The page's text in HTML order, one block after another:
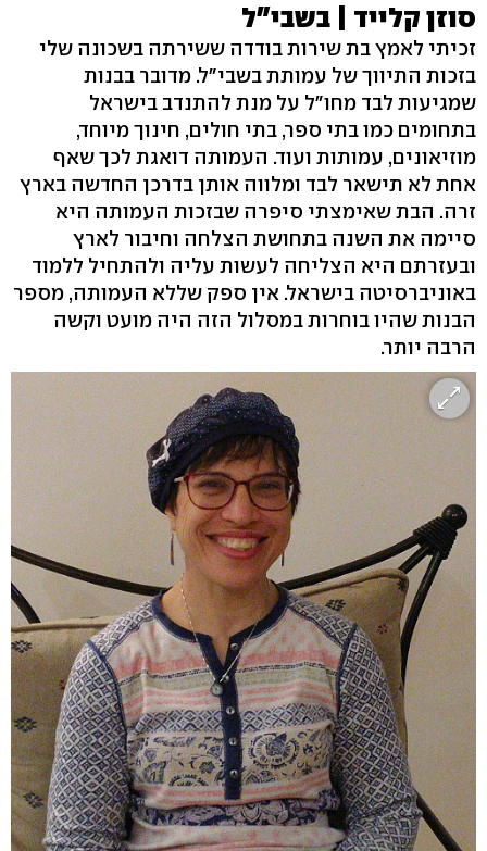
סוזן קלייד | בשבי"ל
זכיתי לאמץ בת שירות בודדה ששירתה בשכונה שלי
בזכות התיווך של עמותת בשבי"ל. מדובר בבנות
שמגיעות לבד מחו"ל על מנת להתנדב בישראל
בתחומים כמו בתי ספר, בתי חולים, חינוך מיוחד,
מוזיאונים, עמותות ועוד. העמותה דואגת לכך שאף
אחת לא תישאר לבד ומלווה אותן בדרכן החדשה בארץ
זרה. הבת שאימצתי סיפרה שבזכות העמותה היא
סיימה את השנה בתחושת הצלחה וחיבור לארץ
ובעזרתם היא הצליחה לעשות עליה ולהתחיל ללמוד
באוניברסיטה בישראל. אין ספק שללא העמותה, מספר
הבנות שהיו בוחרות במסלול הזה היה מועט וקשה
הרבה יותר.